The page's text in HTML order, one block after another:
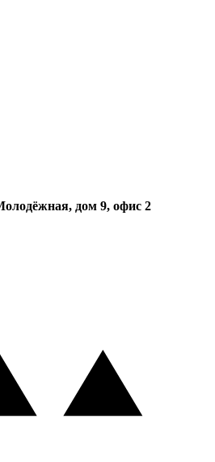
дом 9, офис 2